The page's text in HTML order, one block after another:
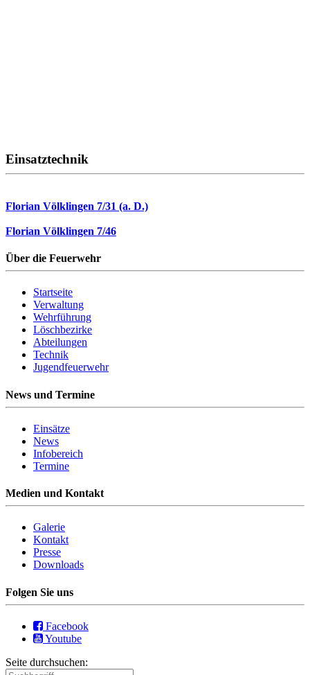
Einsatztechnik
Florian Völklingen 7/31 (a. D.)
Florian Völklingen 7/46
Über die Feuerwehr
Startseite
Verwaltung
Wehrführung
Löschbezirke
Abteilungen
Technik
Jugendfeuerwehr
News und Termine
Einsätze
News
Infobereich
Termine
Medien und Kontakt
Galerie
Kontakt
Presse
Downloads
Folgen Sie uns
Facebook
Youtube
Seite durchsuchen: